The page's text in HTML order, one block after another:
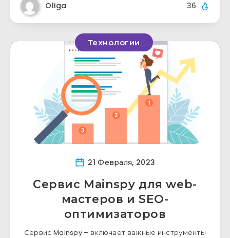
Oliga 36
Технологии
21 Февраля, 2023
Сервис Mainspy для web-
мастеров и SEO-
оптимизаторов
Сервис Mainspy – включает важные инструменты